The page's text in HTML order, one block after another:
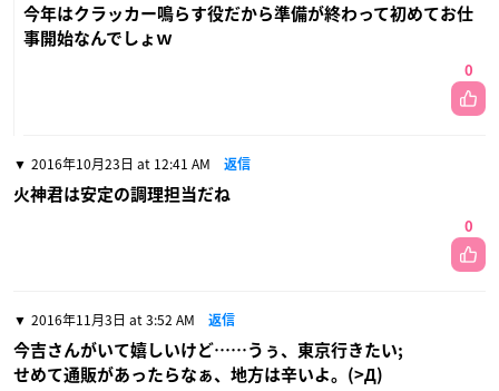
今年はクラッカー鳴らす役だから準備が終わって初めてお仕
事開始なんでしょｗ
0
2016年10月23日 at 12:41 AM 返信
火神君は安定の調理担当だね
0
2016年11月3日 at 3:52 AM 返信
今吉さんがいて嬉しいけど……うぅ、東京行きたい;
せめて通販があったらなぁ、地方は辛いよ。(>Д)